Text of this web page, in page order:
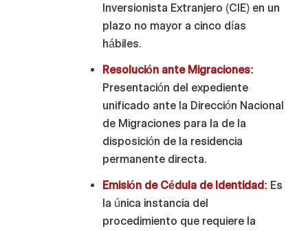
Inversionista Extranjero (CIE) en un
plazo no mayor a cinco días
hábiles.
Resolución ante Migraciones:
Presentación del expediente
unificado ante la Dirección Nacional
de Migraciones para la de la
disposición de la residencia
permanente directa.
Emisión de Cédula de Identidad: Es
la única instancia del
procedimiento que requiere la